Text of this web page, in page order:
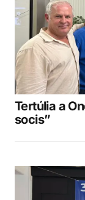
Tertúlia a
socis”